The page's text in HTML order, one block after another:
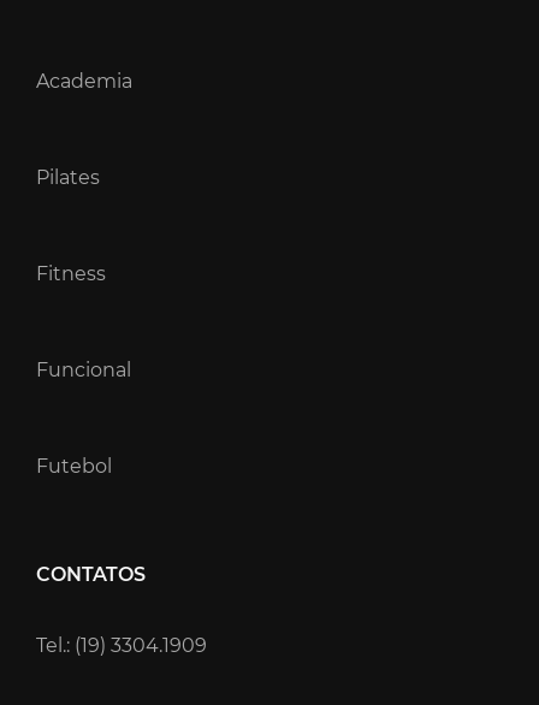
Academia
Pilates
Fitness
Funcional
Futebol
CONTATOS
Tel.: (19) 3304.1909